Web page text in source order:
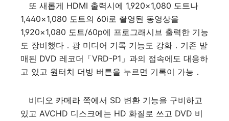
또 새롭게 HDMI 출력시에 1,920×1,080 도트나
1,440×1,080 도트의 60i로 촬영된 동영상을
1,920×1,080 도트/60p에 프로그래시브 출력한 기능
도 장비했다．광 미디어 기록 기능도 강화．기존 발
매된 DVD 레코더「VRD-P1」과의 접속에도 대응하
고 있고 원터치 더빙 버튼을 누르면 기록이 가능．
비디오 카메라 쪽에서 SD 변환 기능을 구비하고
있고 AVCHD 디스크에는 HD 화질로 쓰고 DVD 비